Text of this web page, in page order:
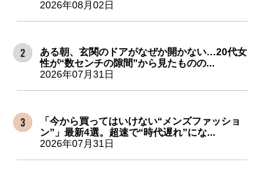
2026年08月02日
ある朝、玄関のドアがなぜか開かない…20代女
性が“数センチの隙間”から見たものの...
2026年07月31日
「今から買ってはいけない“メンズファッショ
ン”」最新4選。超速で“時代遅れ”にな...
2026年07月31日